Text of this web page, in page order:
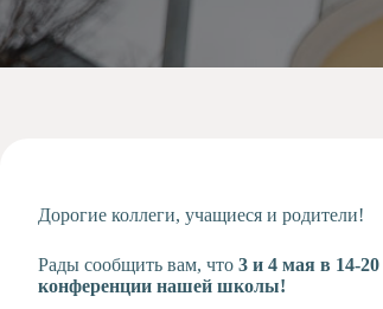
Проекты
Психологическая
Тьюторская
служба
Дорогие коллеги, учащиеся и родители!
Рады сообщить вам, что 3 и 4 мая в 14-20
конференции нашей школы!